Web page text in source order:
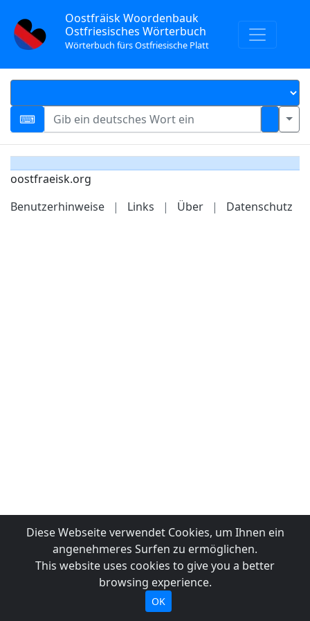
Oostfräisk Woordenbauk
Ostfriesisches Wörterbuch
Wörterbuch fürs Ostfriesische Platt
oostfraeisk.org
Benutzerhinweise
| Links | Über | Datenschutz
Diese Webseite verwendet Cookies, um Ihnen ein
angenehmeres Surfen zu ermöglichen.
This website uses cookies to give you a better
browsing experience.
OK